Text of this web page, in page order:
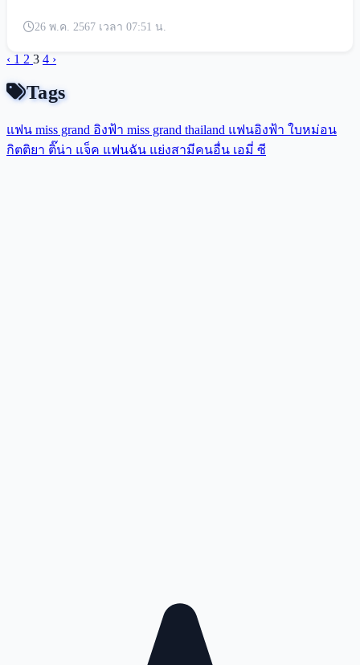
26 พ.ค. 2567 เวลา 07:51 น.
‹ 1 2 3 4 ›
Tags
แฟน miss grand อิงฟ้า miss grand thailand แฟนอิงฟ้า ใบหม่อน
กิตติยา ติ๊น่า แจ็ค แฟนฉัน แย่งสามีคนอื่น เอมี่ ซี